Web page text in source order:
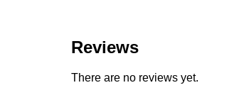
Reviews
There are no reviews yet.